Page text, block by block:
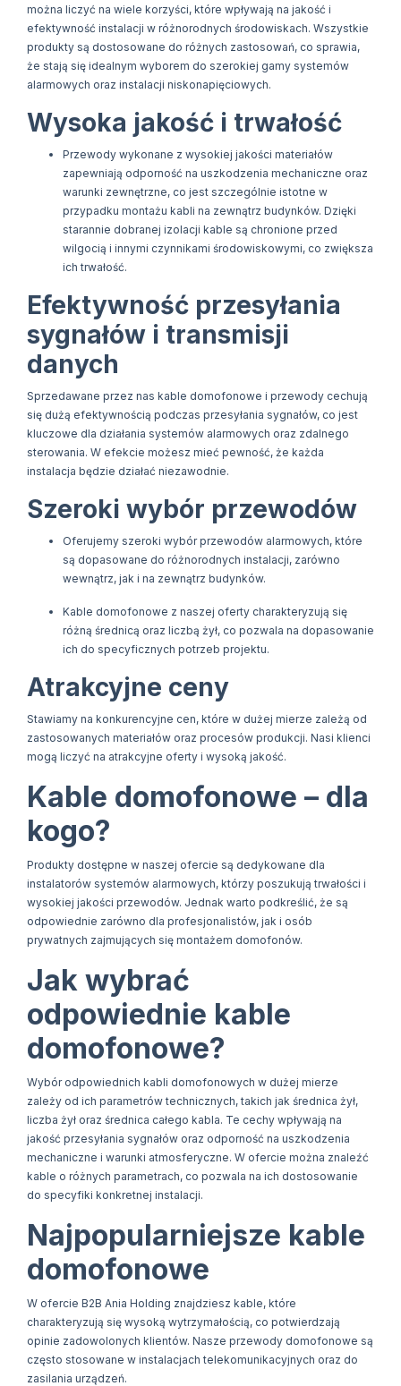
można liczyć na wiele korzyści, które wpływają na jakość i
efektywność instalacji w różnorodnych środowiskach. Wszystkie
produkty są dostosowane do różnych zastosowań, co sprawia,
że stają się idealnym wyborem do szerokiej gamy systemów
alarmowych oraz instalacji niskonapięciowych.
Wysoka jakość i trwałość
Przewody wykonane z wysokiej jakości materiałów
zapewniają odporność na uszkodzenia mechaniczne oraz
warunki zewnętrzne, co jest szczególnie istotne w
przypadku montażu kabli na zewnątrz budynków. Dzięki
starannie dobranej izolacji kable są chronione przed
wilgocią i innymi czynnikami środowiskowymi, co zwiększa
ich trwałość.
Efektywność przesyłania
sygnałów i transmisji
danych
Sprzedawane przez nas kable domofonowe i przewody cechują
się dużą efektywnością podczas przesyłania sygnałów, co jest
kluczowe dla działania systemów alarmowych oraz zdalnego
sterowania. W efekcie możesz mieć pewność, że każda
instalacja będzie działać niezawodnie.
Szeroki wybór przewodów
Oferujemy szeroki wybór przewodów alarmowych, które
są dopasowane do różnorodnych instalacji, zarówno
wewnątrz, jak i na zewnątrz budynków.
Kable domofonowe z naszej oferty charakteryzują się
różną średnicą oraz liczbą żył, co pozwala na dopasowanie
ich do specyficznych potrzeb projektu.
Atrakcyjne ceny
Stawiamy na konkurencyjne cen, które w dużej mierze zależą od
zastosowanych materiałów oraz procesów produkcji. Nasi klienci
mogą liczyć na atrakcyjne oferty i wysoką jakość.
Kable domofonowe – dla
kogo?
Produkty dostępne w naszej ofercie są dedykowane dla
instalatorów systemów alarmowych, którzy poszukują trwałości i
wysokiej jakości przewodów. Jednak warto podkreślić, że są
odpowiednie zarówno dla profesjonalistów, jak i osób
prywatnych zajmujących się montażem domofonów.
Jak wybrać
odpowiednie kable
domofonowe?
Wybór odpowiednich kabli domofonowych w dużej mierze
zależy od ich parametrów technicznych, takich jak średnica żył,
liczba żył oraz średnica całego kabla. Te cechy wpływają na
jakość przesyłania sygnałów oraz odporność na uszkodzenia
mechaniczne i warunki atmosferyczne. W ofercie można znaleźć
kable o różnych parametrach, co pozwala na ich dostosowanie
do specyfiki konkretnej instalacji.
Najpopularniejsze kable
domofonowe
W ofercie B2B Ania Holding znajdziesz kable, które
charakteryzują się wysoką wytrzymałością, co potwierdzają
opinie zadowolonych klientów. Nasze przewody domofonowe są
często stosowane w instalacjach telekomunikacyjnych oraz do
zasilania urządzeń.